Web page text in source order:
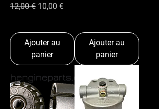
Prix original
12,00 € Prix promotionnel
10,00 €
Ajouter au
panier
Ajouter au
panier